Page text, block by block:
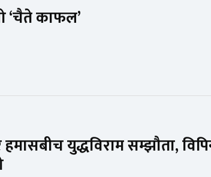
‘चैते काफल’
युद्धविराम सम्झौता,